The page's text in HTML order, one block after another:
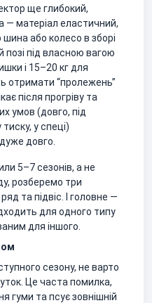
ще глибокий,
— матеріал еластичний,
або колесо в зборі
позі під власною вагою
і 15–20 кг для
отримати “пролежень”
після прогріву та
умов (довго, під
у спеці)
довго.
5–7 сезонів, а не
розберемо три
та підвіс. І головне —
для одного типу
для іншого.
сезону, не варто
Це часта помилка,
гуми та псує зовнішній